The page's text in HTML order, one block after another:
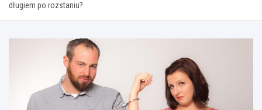
długiem po rozstaniu?